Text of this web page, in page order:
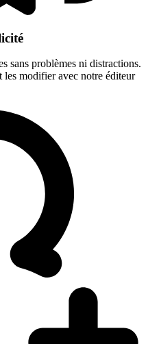
sans problèmes ni distractions.
les modifier avec notre éditeur